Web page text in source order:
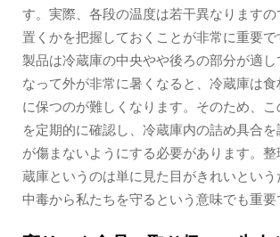
す。実際、各段の温度は若干異なります
置くかを把握しておくことが非常に重要
製品は冷蔵庫の中央やや後ろの部分が適
なって外が非常に暑くなると、冷蔵庫は
に保つのが難しくなります。そのため、
を定期的に確認し、冷蔵庫内の詰め具合
が傷まないようにする必要があります。
蔵庫というのは単に見た目がきれいとい
中毒から私たちを守るという意味でも重要